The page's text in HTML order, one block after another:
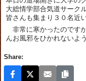
大総情学部合気道サーク
皆さんも集まり３０名近
非常に寒かったのです
んお風邪をひかれないよう
Share: